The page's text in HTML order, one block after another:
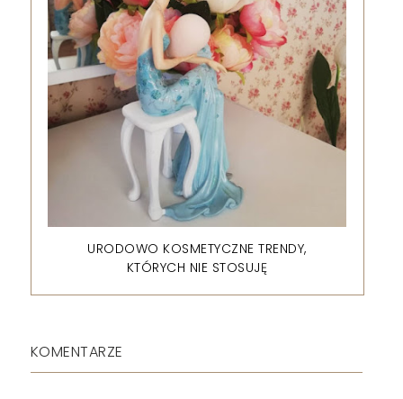
URODOWO KOSMETYCZNE TRENDY,
KTÓRYCH NIE STOSUJĘ
KOMENTARZE